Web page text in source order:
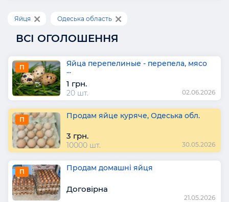
Яйця Одеська область
ВСІ ОГОЛОШЕННЯ
П Яйца перепелиные - перепела, мясо
...
1 грн.
20 шт. 02.06.2026
П Продам яйце куряче, Одеська обл.
3 грн.
10000 шт. 30.05.2026
П Продам домашні яйця
Договірна
21.05.2026